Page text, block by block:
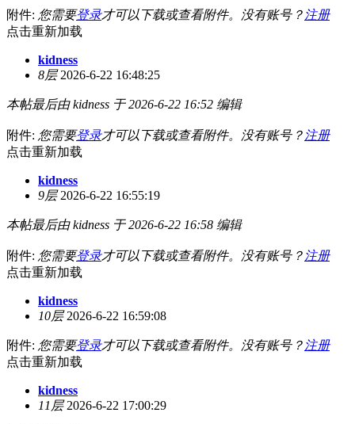
附件: 您需要登录才可以下载或查看附件。没有账号？ 注册
点击重新加载
kidness
8层2026-6-22 16:48:25
本帖最后由 kidness 于 2026-6-22 16:52 编辑
附件: 您需要登录才可以下载或查看附件。没有账号？ 注册
点击重新加载
kidness
9层2026-6-22 16:55:19
本帖最后由 kidness 于 2026-6-22 16:58 编辑
附件: 您需要登录才可以下载或查看附件。没有账号？ 注册
点击重新加载
kidness
10层2026-6-22 16:59:08
附件: 您需要登录才可以下载或查看附件。没有账号？ 注册
点击重新加载
kidness
11层2026-6-22 17:00:29